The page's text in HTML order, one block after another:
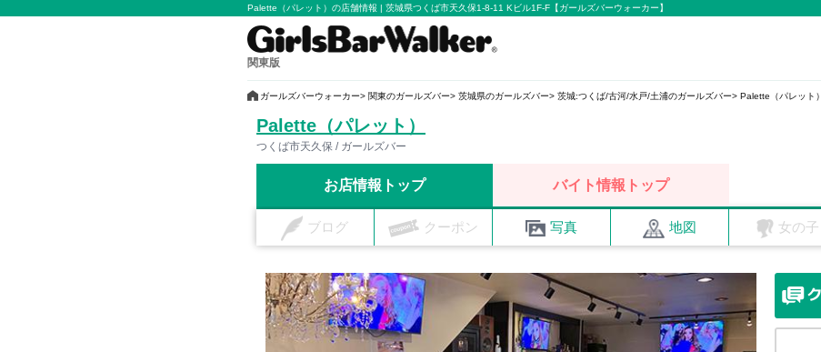
Palette（パレット）の店舗情報 | 茨城県つくば市天久保1-8-11 Kビル1F-F【ガールズバーウォーカー】
関東版
ガールズバーウォーカー 関東のガールズバー 茨城県のガールズバー 茨城:つくば/古河/水戸/土浦のガールズバー Palette（パレット）
Palette（パレット）
つくば市天久保 / ガールズバー
お店情報トップ バイト情報トップ
ブログ クーポン 写真 地図 女の子